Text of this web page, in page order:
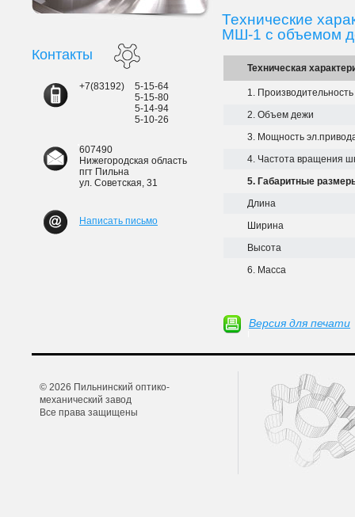
Контакты
+7(83192)
5-15-64
5-15-80
5-14-94
5-10-26
607490
Нижегородская область
пгт Пильна
ул. Советская, 31
Написать письмо
Технические
МШ-1 с объемом
Техническая
1. Производительность
2. Объем дежи
3. Мощность
4. Частота вращения
5. Габаритные
Длина
Ширина
Высота
6. Масса
Версия для печати
© 2026 Пильнинский оптико-
механический завод
Все права защищены